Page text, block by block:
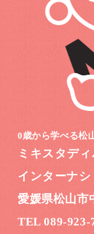
0歳から学べる松
ミキスタディ
インターナ
愛媛県松山市
TEL 089-923-